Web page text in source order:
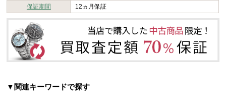
保証期間
12ヵ月保証
▼関連キーワードで探す